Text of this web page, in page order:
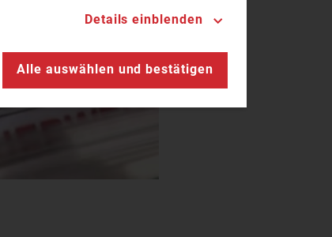
Details einblenden
Alle auswählen und bestätigen